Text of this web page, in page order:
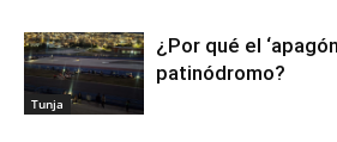
Tunja
¿Por qué el
patinódromo?